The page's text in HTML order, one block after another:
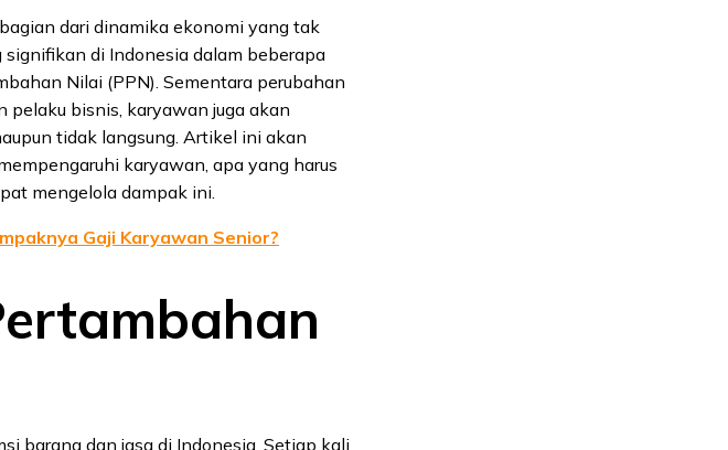
dari dinamika ekonomi yang tak
di Indonesia dalam beberapa
Nilai (PPN). Sementara perubahan
pelaku bisnis, karyawan juga akan
tidak langsung. Artikel ini akan
karyawan, apa yang harus
mengelola dampak ini.
Gaji Karyawan Senior?
barang dan jasa di Indonesia. Setiap kali